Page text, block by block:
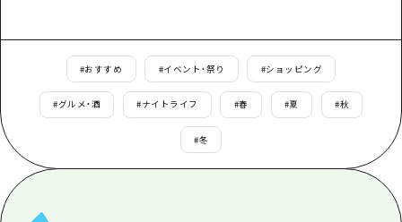
グルメ・酒
サイクリング
ショッピング
スポーツ
あたらしい非日常
広島市周辺
備後
広島市周辺
安芸
備後
旬情報
お役立ち情報
お役立ち情報一覧
HOME
#おすすめ #イベント・祭り #ショッピング
#グルメ・酒 #ナイトライフ #春 #夏 #秋
#冬